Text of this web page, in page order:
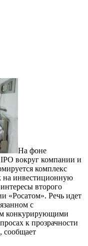
На фоне
вокруг компании и
комплекс
на инвестиционную
второго
«Росатом». Речь идет
с
конкурирующими
к прозрачности
сообщает